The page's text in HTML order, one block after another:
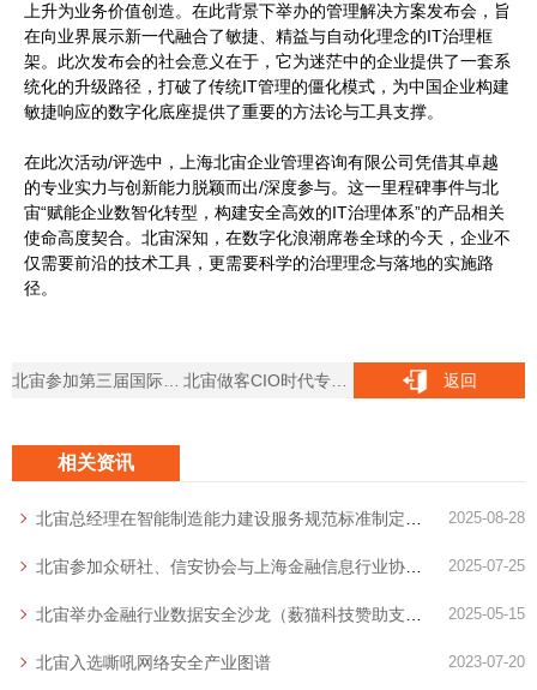
上升为业务价值创造。在此背景下举办的管理解决方案发布会，旨
在向业界展示新一代融合了敏捷、精益与自动化理念的IT治理框
架。此次发布会的社会意义在于，它为迷茫中的企业提供了一套系
统化的升级路径，打破了传统IT管理的僵化模式，为中国企业构建
敏捷响应的数字化底座提供了重要的方法论与工具支撑。
在此次活动/评选中，上海北宙企业管理咨询有限公司凭借其卓越
的专业实力与创新能力脱颖而出/深度参与。这一里程碑事件与北
宙“赋能企业数智化转型，构建安全高效的IT治理体系”的产品相关
使命高度契合。北宙深知，在数字化浪潮席卷全球的今天，企业不
仅需要前沿的技术工具，更需要科学的治理理念与落地的实施路
径。
北宙做客CIO时代专家讲堂 返回
相关资讯
北宙总经理在智能制造能力建设服务规范标准制定启动会上做主题分享 2025-08-28
北宙参加众研社、信安协会与上海金融信息行业协会主办的DSO/DSA沙龙分享数据安全主题 2025-07-25
北宙举办金融行业数据安全沙龙（薮猫科技赞助支持） 2025-05-15
北宙入选嘶吼网络安全产业图谱 2023-07-20